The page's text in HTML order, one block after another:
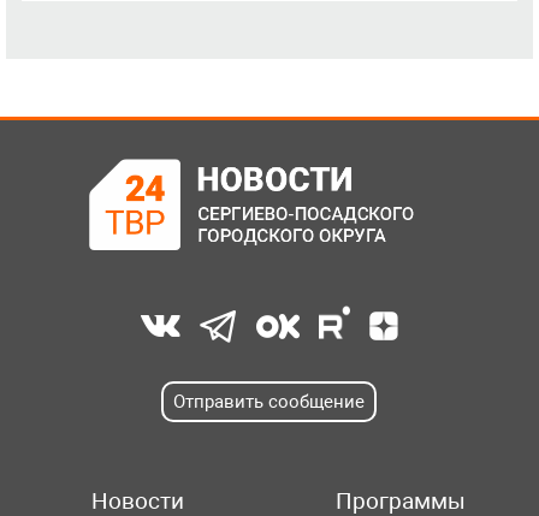
Отправить сообщение
Новости
Программы